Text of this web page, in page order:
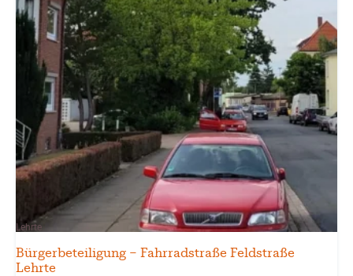
Lehrte
Bürgerbeteiligung – Fahrradstraße Feldstraße
Lehrte